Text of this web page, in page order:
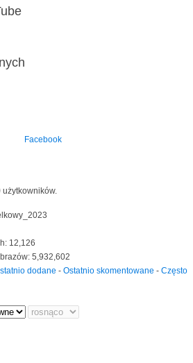
12,126
5,932,602
dodane - Ostatnio skomentowane - Często